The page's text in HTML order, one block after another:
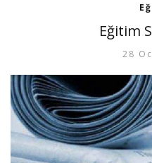
Eğitim
28